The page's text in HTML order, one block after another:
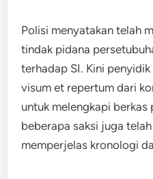
Polisi menyatakan telah
tindak pidana
terhadap SI. Kini
visum et repertum dari
untuk melengkapi berkas
beberapa saksi juga
memperjelas kronologi